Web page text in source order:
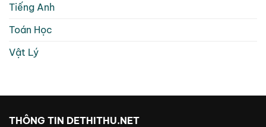
Tiếng Anh
Toán Học
Vật Lý
THÔNG TIN DETHITHU.NET